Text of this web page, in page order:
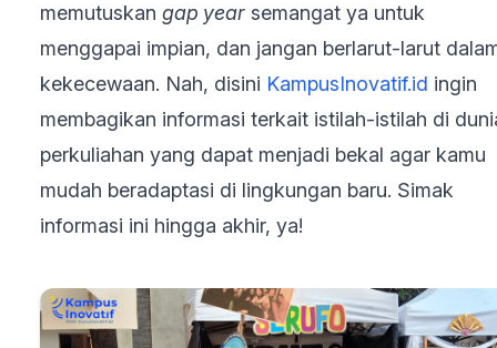
memutuskan gap year semangat ya untuk
menggapai impian, dan jangan berlarut-larut
kekecewaan. Nah, disini KampusInovatif.id ingin
membagikan informasi terkait istilah-istilah di
perkuliahan yang dapat menjadi bekal agar kamu
mudah beradaptasi di lingkungan baru. Simak
informasi ini hingga akhir, ya!